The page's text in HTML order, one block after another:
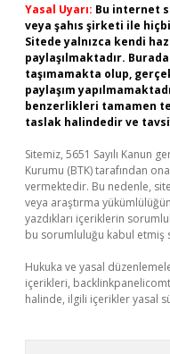
Yasal Uyarı: Bu internet
veya şahıs şirketi ile
Sitede yalnızca kendi
paylaşılmaktadır.
taşımamakta olup,
paylaşım
benzerlikleri tamamen
taslak halindedir ve
Sitemiz, 5651 Sayılı Kanun
Kurumu (BTK) tarafından
vermektedir. Bu nedenle,
veya araştırma
yazdıkları içeriklerin
bu sorumluluğu kabul etmiş
Hukuka ve yasal
içerikleri,
halinde, ilgili içerikler yasal